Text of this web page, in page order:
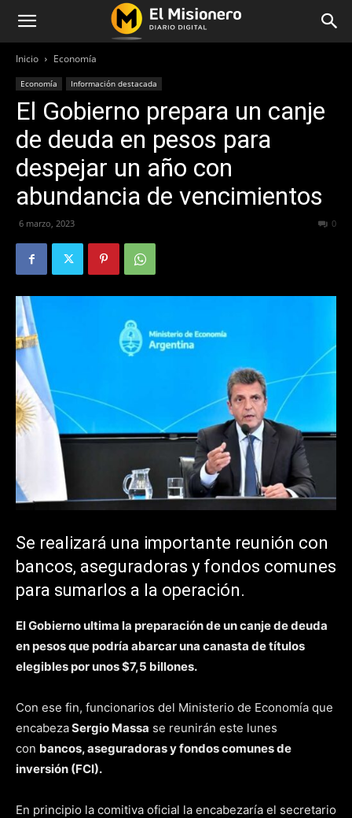
Inicio Economía
Economía Información destacada
El Gobierno prepara un canje
de deuda en pesos para
despejar un año con
abundancia de vencimientos
6 marzo, 2023 0
Se realizará una importante reunión con
bancos, aseguradoras y fondos comunes
para sumarlos a la operación.
El Gobierno ultima la preparación de un canje de deuda
en pesos que podría abarcar una canasta de títulos
elegibles por unos $7,5 billones.
Con ese fin, funcionarios del Ministerio de Economía que
encabezaSergio Massa se reunirán este lunes
con bancos, aseguradoras y fondos comunes de
inversión (FCI).
En principio la comitiva oficial la encabezaría el secretario